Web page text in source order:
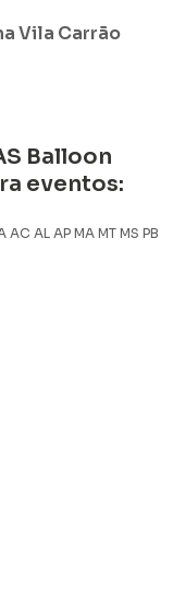
Vila Carrão
Balloon
eventos:
AC AL AP MA MT MS PB